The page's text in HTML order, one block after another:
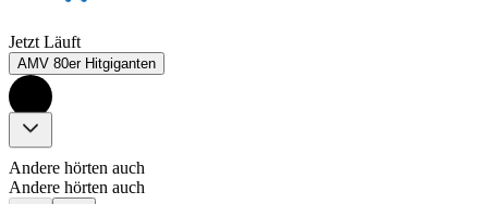
Jetzt Läuft
AMV 80er Hitgiganten
Andere hörten auch
Andere hörten auch